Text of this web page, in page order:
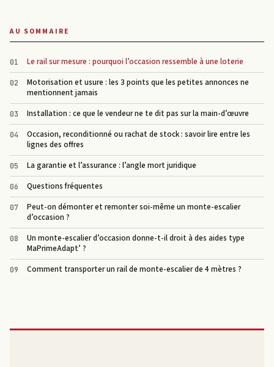
AU SOMMAIRE
Le rail sur mesure : pourquoi l’occasion ressemble à une loterie
Motorisation et usure : les 3 points que les petites annonces ne
mentionnent jamais
Installation : ce que le vendeur ne te dit pas sur la main-d’œuvre
Occasion, reconditionné ou rachat de stock : savoir lire entre les
lignes des offres
La garantie et l’assurance : l’angle mort juridique
Questions fréquentes
Peut-on démonter et remonter soi-même un monte-escalier
d’occasion ?
Un monte-escalier d’occasion donne-t-il droit à des aides type
MaPrimeAdapt’ ?
Comment transporter un rail de monte-escalier de 4 mètres ?